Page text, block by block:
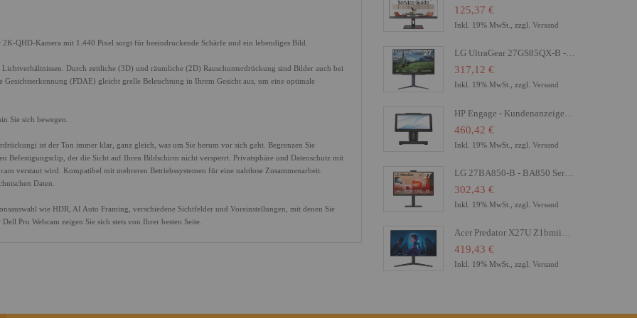
QHD-Kamera mit 1.440 Pixel sorgt für beeindruckende Schärfe und ein lebendiges Bild.
Durch zeitliche (3D) und räumliche (2D) Rauschunterdrückung sind Bilder auch bei
Gesichtserkennung (FDAE) gleicht grelle Beleuchtung in Ihrem Gesicht aus, um eine optimale
Sie sich bewegen.
ist der Ton immer klar, ganz gleich, was um Sie herum vor sich geht. Begrenzen Sie
Befestigungsclip, der die Sicht auf Ihren Bildschirm nicht versperrt. Privatsphäre und Datenschutz mit
verstaut wird. Kompatibel mit mehreren Betriebssystemen für eine nahtlose Zusammenarbeit.
Daten.
wie HDR, AI Auto Framing, verschiedene Sichtfelder und Voreinstellungen, mit denen Sie
Pro Webcam zeigen Sie sich stets von Ihrer besten Seite.
125,37 €
Inkl. 19% MwSt., zzgl. Versand
LG UltraGear 27GS85QX-B - LED-Monitor - Gaming - 68.4 cm (27")
317,12 €
Inkl. 19% MwSt., zzgl. Versand
460,42 €
Inkl. 19% MwSt., zzgl. Versand
302,43 €
Inkl. 19% MwSt., zzgl. Versand
Acer Predator X27U Z1bmiiprx - X Series - OLED-Monitor - Gaming - 68.6 cm (27")
419,43 €
Inkl. 19% MwSt., zzgl. Versand